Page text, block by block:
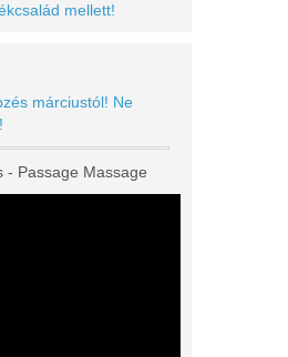
mellett!
márciustól! Ne
- Passage Massage